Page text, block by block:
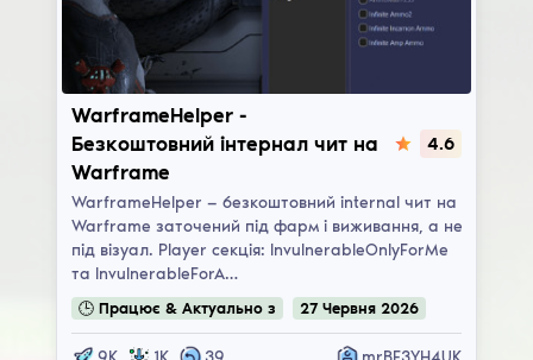
WarframeHelper -
Безкоштовний інтернал чит на
Warframe
4.6
WarframeHelper — безкоштовний internal чит на
Warframe заточений під фарм і виживання, а не
під візуал. Player секція: InvulnerableOnlyForMe
та InvulnerableForA…
🕒 Працює & Актуально з 27 Червня 2026